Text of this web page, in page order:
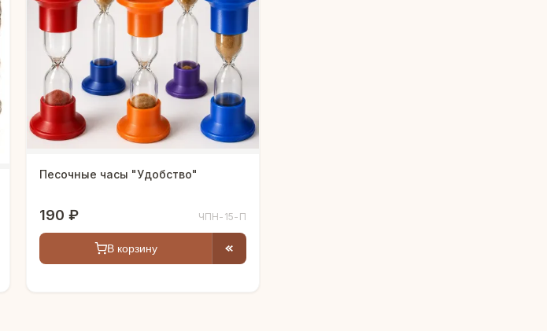
Песочные часы "Удобство"
190 ₽ ЧПН-15-П
В корзину